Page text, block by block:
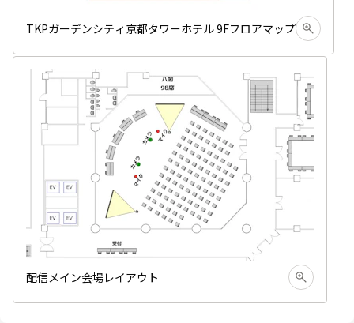
TKPガーデンシティ京都タワーホテル 9Fフロアマップ
配信メイン会場レイアウト